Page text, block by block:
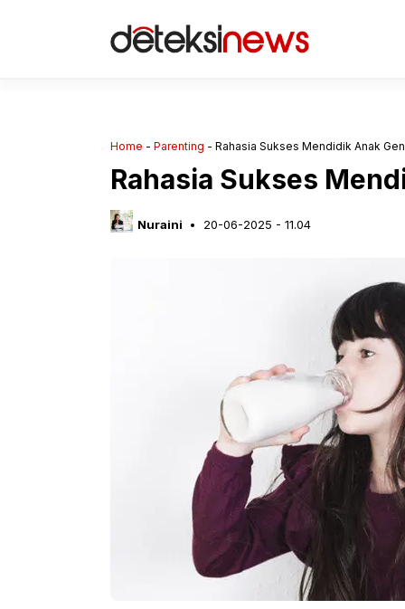
Home - Parenting - Rahasia Sukses Mendidik Anak
Rahasia Sukses
Nuraini 20-06-2025 - 11.04